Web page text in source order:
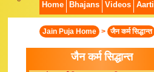
Home Bhajans Videos Aarti
Jain Puja Home > जैन कर्म सिद्धान्त
जैन कर्म सिद्धान्त